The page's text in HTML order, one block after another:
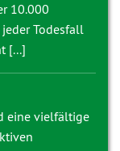
10.000
Todesfall
[...]
eine vielfältige